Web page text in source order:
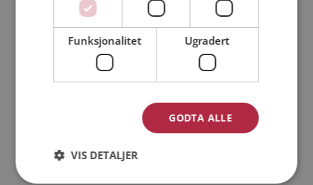
Min alder:
Jeg akseptererMedlemsvilkårene
Funksjonalitet Ugradert
GODTA ALLE
VIS DETALJER